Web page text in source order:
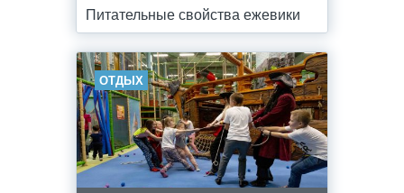
Питательные свойства ежевики
ОТДЫХ